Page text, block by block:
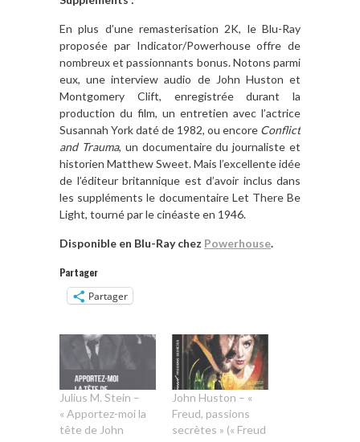
En plus d’une remasterisation 2K, le Blu-Ray
proposée par Indicator/Powerhouse offre de
nombreux et passionnants bonus. Notons parmi
eux, une interview audio de John Huston et
Montgomery Clift, enregistrée durant la
production du film, un entretien avec l’actrice
Susannah York daté de 1982, ou encore Conflict
and Trauma, un documentaire du journaliste et
historien Matthew Sweet. Mais l’excellente idée
de l’éditeur britannique est d’avoir inclus dans
les suppléments le documentaire Let There Be
Light, tourné par le cinéaste en 1946.
Disponible en Blu-Ray chez Powerhouse.
Partager
Partager
Julius M. Stein –
« Apportez-moi la
tête de John
John Huston – «
Freud, passions
secrètes » (« Freud